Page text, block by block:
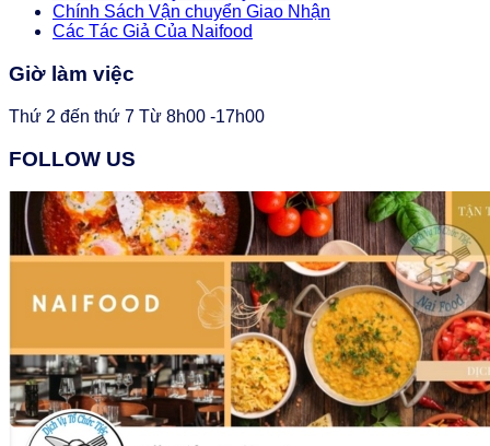
Chính Sách Vận chuyển Giao Nhận
Các Tác Giả Của Naifood
Giờ làm việc
Thứ 2 đến thứ 7 Từ 8h00 -17h00
FOLLOW US